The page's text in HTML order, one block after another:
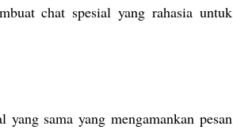
chat spesial yang rahasia untuk
sama yang mengamankan pesan